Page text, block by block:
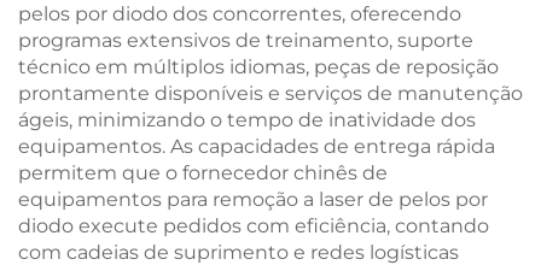
pelos por diodo dos concorrentes, oferecendo
programas extensivos de treinamento, suporte
técnico em múltiplos idiomas, peças de reposição
prontamente disponíveis e serviços de manutenção
ágeis, minimizando o tempo de inatividade dos
equipamentos. As capacidades de entrega rápida
permitem que o fornecedor chinês de
equipamentos para remoção a laser de pelos por
diodo execute pedidos com eficiência, contando
com cadeias de suprimento e redes logísticas